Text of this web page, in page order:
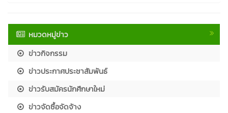
หมวดหมู่ข่าว
ข่าวกิจกรรม
ข่าวประกาศประชาสัมพันธ์
ข่าวรับสมัครนักศึกษาใหม่
ข่าวจัดซื้อจัดจ้าง